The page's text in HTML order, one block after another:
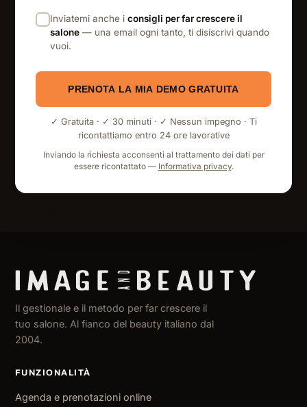
Inviatemi anche i consigli per far crescere il
salone — una email ogni tanto, ti disiscrivi quando
vuoi.
PRENOTA LA MIA DEMO GRATUITA
✓ Gratuita · ✓ 30 minuti · ✓ Nessun impegno · Ti
ricontattiamo entro 24 ore lavorative
Inviando la richiesta acconsenti al trattamento dei dati per
essere ricontattato — Informativa privacy.
Il gestionale e il metodo per far crescere il
tuo salone. Al fianco del beauty italiano dal
2004.
FUNZIONALITÀ
Agenda e prenotazioni online